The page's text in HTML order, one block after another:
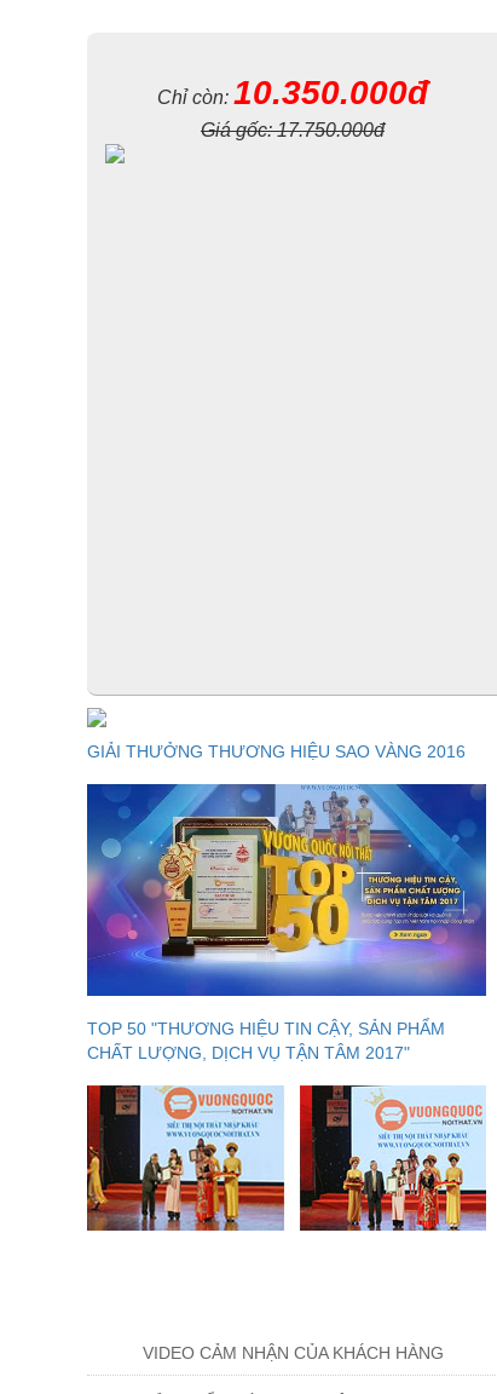
Chỉ còn: 10.350.000đ
Giá gốc:17.750.000đ
GIẢI THƯỞNG THƯƠNG HIỆU SAO VÀNG 2016
TOP 50 "THƯƠNG HIỆU TIN CẬY, SẢN PHẨM
CHẤT LƯỢNG, DỊCH VỤ TẬN TÂM 2017"
VIDEO CẢM NHẬN CỦA KHÁCH HÀNG